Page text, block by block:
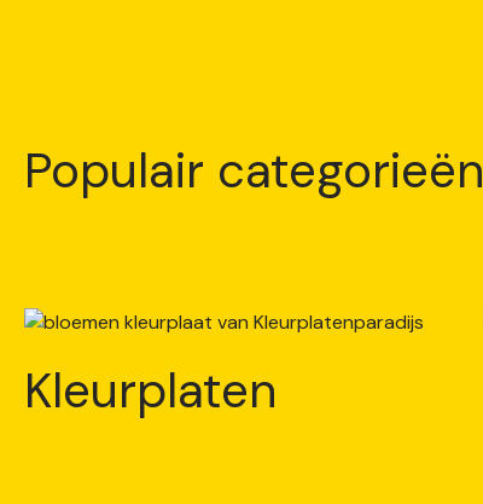
Populair categorieën
Kleurplaten